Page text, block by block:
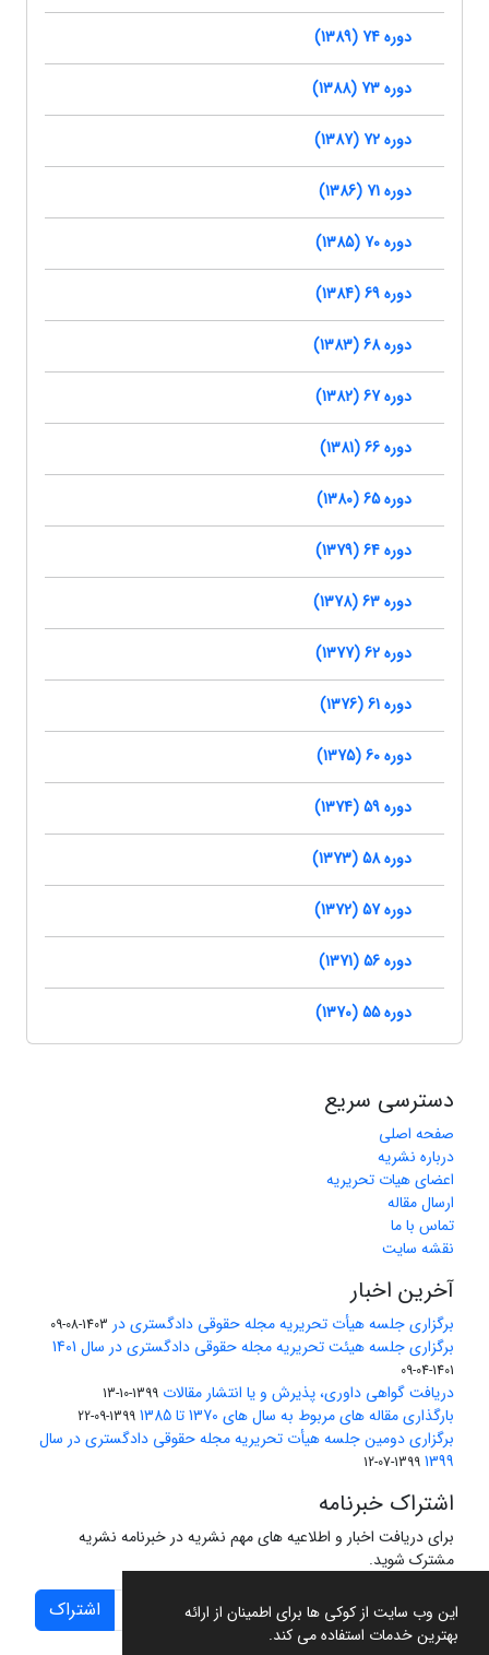
این وب سایت از کوکی ها برای اطمینان از ارائه
بهترین خدمات استفاده می کند.
دوره 74 (1389)
دوره 73 (1388)
دوره 72 (1387)
دوره 71 (1386)
دوره 70 (1385)
دوره 69 (1384)
دوره 68 (1383)
دوره 67 (1382)
دوره 66 (1381)
دوره 65 (1380)
دوره 64 (1379)
دوره 63 (1378)
دوره 62 (1377)
دوره 61 (1376)
دوره 60 (1375)
دوره 59 (1374)
دوره 58 (1373)
دوره 57 (1372)
دوره 56 (1371)
دوره 55 (1370)
دسترسی سریع
صفحه اصلی
درباره نشریه
اعضای هیات تحریریه
ارسال مقاله
تماس با ما
نقشه سایت
آخرین اخبار
برگزاری جلسه هیأت تحریریه مجله حقوقی دادگستری در 1403-08-09
برگزاری جلسه هیئت تحریریه مجله حقوقی دادگستری در سال 1401
1401-04-09
دریافت گواهی داوری، پذیرش و یا انتشار مقالات 1399-10-13
بارگذاری مقاله های مربوط به سال های 1370 تا 1385 1399-09-22
برگزاری دومین جلسه هیأت تحریریه مجله حقوقی دادگستری در سال
1399
1399-07-12
اشتراک خبرنامه
برای دریافت اخبار و اطلاعیه های مهم نشریه در خبرنامه نشریه
مشترک شوید.
اشتراک